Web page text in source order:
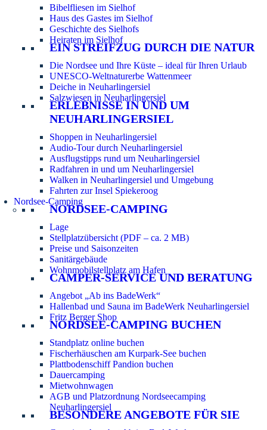
Bibelfliesen im Sielhof
Haus des Gastes im Sielhof
Geschichte des Sielhofs
Heiraten im Sielhof
EIN STREIFZUG DURCH DIE NATUR
Die Nordsee und Ihre Küste – ideal für Ihren Urlaub
UNESCO-Weltnaturerbe Wattenmeer
Deiche in Neuharlingersiel
Salzwiesen in Neuharlingersiel
ERLEBNISSE IN UND UM
NEUHARLINGERSIEL
Shoppen in Neuharlingersiel
Audio-Tour durch Neuharlingersiel
Ausflugstipps rund um Neuharlingersiel
Radfahren in und um Neuharlingersiel
Walken in Neuharlingersiel und Umgebung
Fahrten zur Insel Spiekeroog
Nordsee-Camping
NORDSEE-CAMPING
Lage
Stellplatzübersicht (PDF – ca. 2 MB)
Preise und Saisonzeiten
Sanitärgebäude
Wohnmobilstellplatz am Hafen
CAMPER-SERVICE UND BERATUNG
Angebot „Ab ins BadeWerk“
Hallenbad und Sauna im BadeWerk Neuharlingersiel
Fritz Berger Shop
NORDSEE-CAMPING BUCHEN
Standplatz online buchen
Fischerhäuschen am Kurpark-See buchen
Plattbodenschiff Pandion buchen
Dauercamping
Mietwohnwagen
AGB und Platzordnung Nordseecamping
Neuharlingersiel
BESONDERE ANGEBOTE FÜR SIE